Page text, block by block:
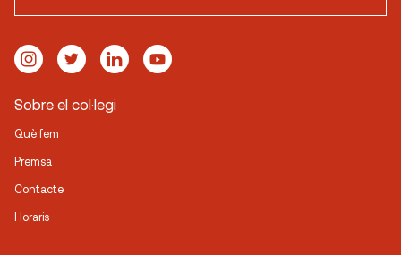
Sobre el col·legi
Què fem
Premsa
Contacte
Horaris